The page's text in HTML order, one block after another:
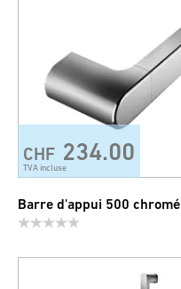
CHF 234.00
TVA incluse
Barre d'appui 500 chromé